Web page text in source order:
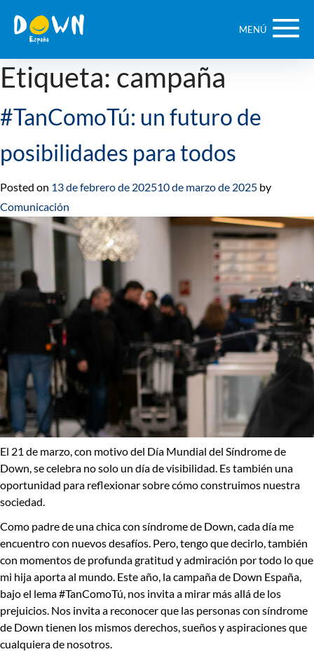
contenido
MENÚ
Etiqueta: campaña
#TanComoTú: un futuro de
posibilidades para todos
Posted on 13 de febrero de 202510 de marzo de 2025 by
Comunicación
El 21 de marzo, con motivo del Día Mundial del Síndrome de
Down, se celebra no solo un día de visibilidad. Es también una
oportunidad para reflexionar sobre cómo construimos nuestra
sociedad.
Como padre de una chica con síndrome de Down, cada día me
encuentro con nuevos desafíos. Pero, tengo que decirlo, también
con momentos de profunda gratitud y admiración por todo lo que
mi hija aporta al mundo. Este año, la campaña de Down España,
bajo el lema#TanComoTú, nos invita a mirar más allá de los
prejuicios. Nos invita a reconocer que las personas con síndrome
de Down tienen los mismos derechos, sueños y aspiraciones que
cualquiera de nosotros.